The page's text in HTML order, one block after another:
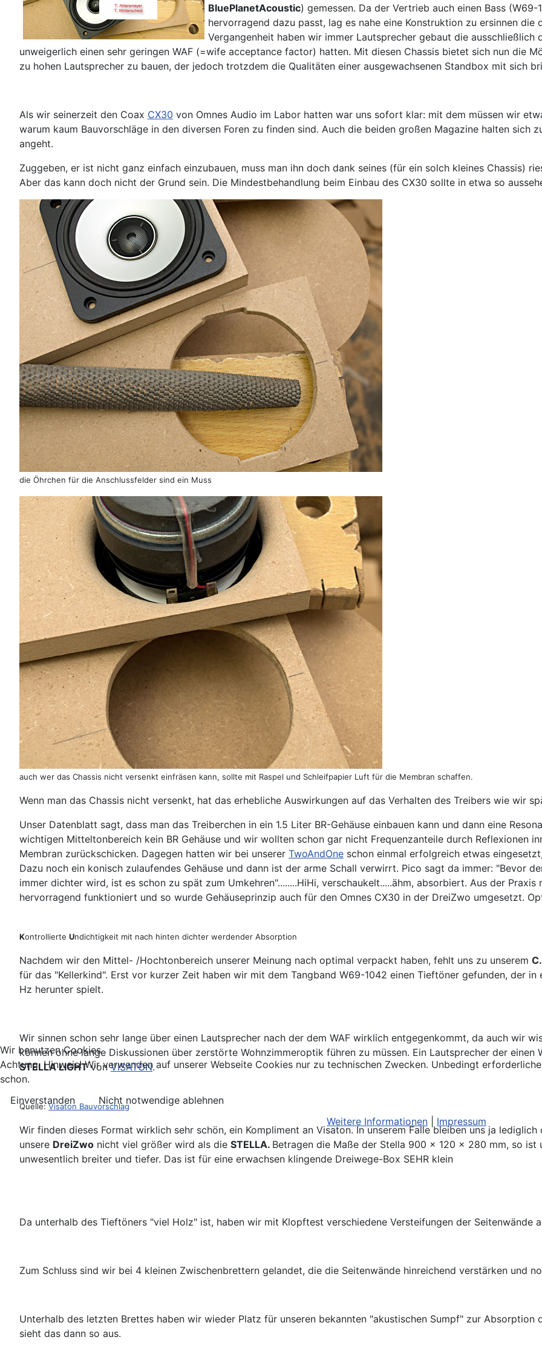
BluePlanetAcoustic) gemessen. Da der Vertrieb auch einen Bass
hervorragend dazu passt, lag es nahe eine Konstruktion zu ersinnen die
Vergangenheit haben wir immer Lautsprecher gebaut die
unweigerlich einen sehr geringen WAF (=wife acceptance factor) hatten. Mit diesen Chassis bietet sich nun die
zu hohen Lautsprecher zu bauen, der jedoch trotzdem die Qualitäten einer ausgewachsenen Standbox mit sich
Als wir seinerzeit den Coax CX30 von Omnes Audio im Labor hatten war uns sofort klar: mit dem müssen wir
warum kaum Bauvorschläge in den diversen Foren zu finden sind. Auch die beiden großen Magazine halten sich
angeht.
Zuggeben, er ist nicht ganz einfach einzubauen, muss man ihn doch dank seines (für ein solch kleines Chassis)
Aber das kann doch nicht der Grund sein. Die Mindestbehandlung beim Einbau des CX30 sollte in etwa so
die Öhrchen für die Anschlussfelder sind ein Muss
auch wer das Chassis nicht versenkt einfräsen kann, sollte mit Raspel und Schleifpapier Luft für die Membran schaffen.
Wenn man das Chassis nicht versenkt, hat das erhebliche Auswirkungen auf das Verhalten des Treibers wie wir
Unser Datenblatt sagt, dass man das Treiberchen in ein 1.5 Liter BR-Gehäuse einbauen kann und dann eine
wichtigen Mitteltonbereich kein BR Gehäuse und wir wollten schon gar nicht Frequenzanteile durch Reflexionen
Membran zurückschicken. Dagegen hatten wir bei unserer TwoAndOne schon einmal erfolgreich etwas
Dazu noch ein konisch zulaufendes Gehäuse und dann ist der arme Schall verwirrt. Pico sagt da immer: "Bevor
immer dichter wird, ist es schon zu spät zum Umkehren"........HiHi, verschaukelt.....ähm, absorbiert. Aus der
hervorragend funktioniert und so wurde Gehäuseprinzip auch für den Omnes CX30 in der DreiZwo umgesetzt.
Kontrollierte Undichtigkeit mit nach hinten dichter werdender Absorption
Nachdem wir den Mittel- /Hochtonbereich unserer Meinung nach optimal verpackt haben, fehlt uns zu unserem
für das "Kellerkind". Erst vor kurzer Zeit haben wir mit dem Tangband W69-1042 einen Tieftöner gefunden, der
Hz herunter spielt.
Wir sinnen schon sehr lange über einen Lautsprecher nach der dem WAF wirklich entgegenkommt, da auch wir
können ohne lange Diskussionen über zerstörte Wohnzimmeroptik führen zu müssen. Ein Lautsprecher der
STELLA LIGHTvonVISATON.
Quelle:Visaton Bauvorschlag
Wir finden dieses Format wirklich sehr schön, ein Kompliment an Visaton. In unserem Falle bleiben uns ja
unsere DreiZwo nicht viel größer wird als die STELLA. Betragen die Maße der Stella 900 x 120 x 280 mm, so
unwesentlich breiter und tiefer. Das ist für eine erwachsen klingende Dreiwege-Box SEHR klein
Da unterhalb des Tieftöners "viel Holz" ist, haben wir mit Klopftest verschiedene Versteifungen der Seitenwände
Zum Schluss sind wir bei 4 kleinen Zwischenbrettern gelandet, die die Seitenwände hinreichend verstärken und
Unterhalb des letzten Brettes haben wir wieder Platz für unseren bekannten "akustischen Sumpf" zur Absorption
sieht das dann so aus.
Wir benutzen Cookies
Achtung, Hinweis! Wir verwenden auf unserer Webseite Cookies nur zu technischen Zwecken. Unbedingt
schon.
Einverstanden
Nicht notwendige ablehnen
Weitere Informationen
Impressum